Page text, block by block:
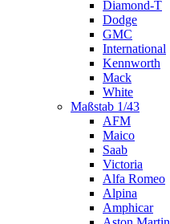
Diamond-T
Dodge
GMC
International
Kennworth
Mack
White
Maßstab 1/43
AFM
Maico
Saab
Victoria
Alfa Romeo
Alpina
Amphicar